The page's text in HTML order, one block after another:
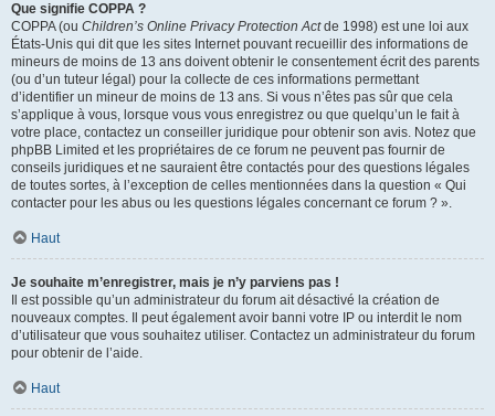
Que signifie COPPA ?
COPPA (ou Children’s Online Privacy Protection Actde 1998) est une loi aux
États-Unis qui dit que les sites Internet pouvant recueillir des informations de
mineurs de moins de 13 ans doivent obtenir le consentement écrit des parents
(ou d’un tuteur légal) pour la collecte de ces informations permettant
d’identifier un mineur de moins de 13 ans. Si vous n’êtes pas sûr que cela
s’applique à vous, lorsque vous vous enregistrez ou que quelqu’un le fait à
votre place, contactez un conseiller juridique pour obtenir son avis. Notez que
phpBB Limited et les propriétaires de ce forum ne peuvent pas fournir de
conseils juridiques et ne sauraient être contactés pour des questions légales
de toutes sortes, à l’exception de celles mentionnées dans la question « Qui
contacter pour les abus ou les questions légales concernant ce forum ? ».
Haut
Je souhaite m’enregistrer, mais je n’y parviens pas !
Il est possible qu’un administrateur du forum ait désactivé la création de
nouveaux comptes. Il peut également avoir banni votre IP ou interdit le nom
d’utilisateur que vous souhaitez utiliser. Contactez un administrateur du forum
pour obtenir de l’aide.
Haut